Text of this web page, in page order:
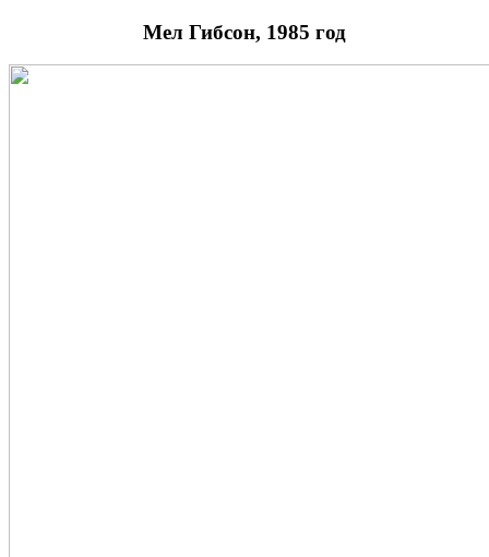
Мел Гибсон, 1985 год